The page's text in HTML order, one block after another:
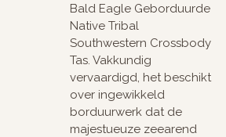
Bald Eagle Geborduurde
Native Tribal
Southwestern Crossbody
Tas. Vakkundig
vervaardigd, het beschikt
over ingewikkeld
borduurwerk dat de
majestueuze zeearend